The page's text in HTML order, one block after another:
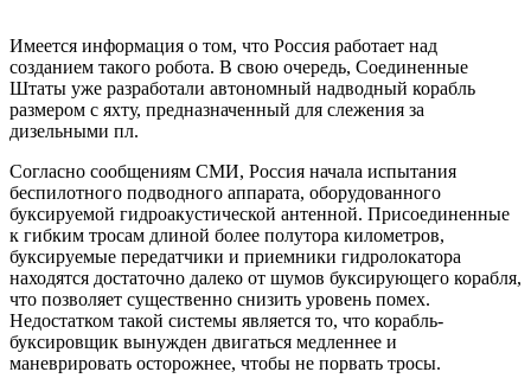
Имеется информация о том, что Россия работает над
созданием такого робота. В свою очередь, Соединенные
Штаты уже разработали автономный надводный корабль
размером с яхту, предназначенный для слежения за
дизельными пл.
Согласно сообщениям СМИ, Россия начала испытания
беспилотного подводного аппарата, оборудованного
буксируемой гидроакустической антенной. Присоединенные
к гибким тросам длиной более полутора километров,
буксируемые передатчики и приемники гидролокатора
находятся достаточно далеко от шумов буксирующего корабля,
что позволяет существенно снизить уровень помех.
Недостатком такой системы является то, что корабль-
буксировщик вынужден двигаться медленнее и
маневрировать осторожнее, чтобы не порвать тросы.